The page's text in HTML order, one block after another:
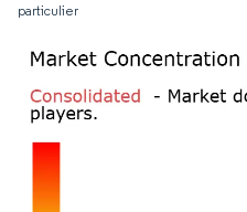
particulier